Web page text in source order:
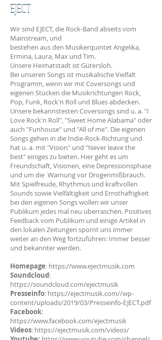
EJECT
Wir sind EJECT, die Rock-Band abseits vom
Mainstream, und
bestehen aus den Musikerquintet Angelika,
Ermina, Laura, Max und Tim.
Unsere Heimatstadt ist Gütersloh.
Bei unseren Songs ist musikalische Vielfalt
Programm, wenn wir mit Coversongs und
eigenen Stücken die Musikrichtungen Rock,
Pop, Funk, Rock'n Roll und Blues abdecken.
Unsere bekannstesten Coversongs sind u. a. "I
Love Rock'n Roll", "Sweet Home Alabama" oder
auch "Funhouse" und "All of me". Die eigenen
Songs gehen in die Indie-Rock-Richtung und
hat u. a. mit "Vision" und "Never leave the
best" einiges zu bieten. Hier geht es um
Freundschaft, Visionen, eine Depressionsphase
und um die Warnung vor Drogenmißbrauch.
Mit Spielfreude, Rhythmus und kraftvollen
Sounds sowie Vielfältigkeit und Ernsthaftigkeit
bei den eigenen Songs wollen wir unser
Publikum jedes mal neu überraschen. Positives
Feedback vom Publikum und einige Artikel in
den lokalen Zeitungen spornt uns immer
weiter an den Weg fortzuführen: Immer besser
und bekannter werden.
Homepage: https://www.ejectmusik.com
Soundcloud:
https://soundcloud.com/ejectmusik
Presseinfo: https://ejectmusik.com//wp-
content/uploads/2019/03/Presseinfo-EJECT.pdf
Facebook:
https://www.facebook.com/ejectmusik
Videos: https://ejectmusik.com/videos/